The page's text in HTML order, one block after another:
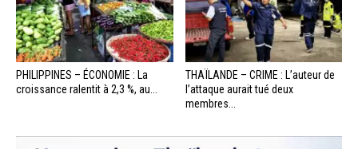
PHILIPPINES – ÉCONOMIE : La
croissance ralentit à 2,3 %, au...
THAÏLANDE – CRIME : L’auteur de
l’attaque aurait tué deux
membres...